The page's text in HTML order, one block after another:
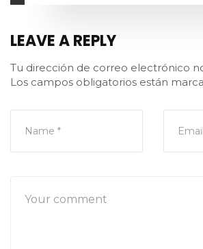
LEAVE A REPLY
Tu dirección de correo electrónico
Los campos obligatorios están